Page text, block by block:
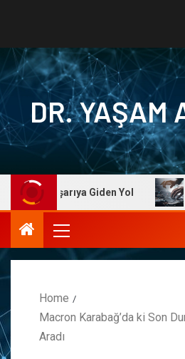
DR. YAŞAM
Başarıya Giden Yol 🎯
Home
Macron Karabağ’da ki Son
Aradı